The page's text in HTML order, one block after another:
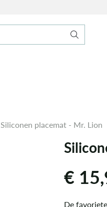
Siliconen placemat - Mr. Lion
€
De